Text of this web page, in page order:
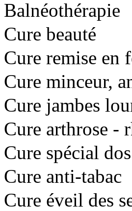
Balnéothérapie
Cure beauté
Cure remise en
Cure minceur,
Cure jambes
Cure arthrose -
Cure spécial dos
Cure anti-tabac
Cure éveil des